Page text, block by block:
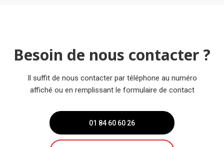
Besoin de nous contacter ?
Il suffit de nous contacter par téléphone au numéro
affiché ou en remplissant le formulaire de contact
01 84 60 60 26